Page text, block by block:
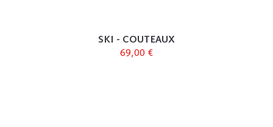
SKI - COUTEAUX
69,00 €